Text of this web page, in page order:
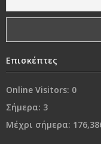
Γονικές
Ναι, θα έφευγα
Από τη «συμμωρία»
Ο κόσμος μας…
Επισκέπτες
Online Visitors: 0
Σήμερα: 3
Μέχρι σήμερα: